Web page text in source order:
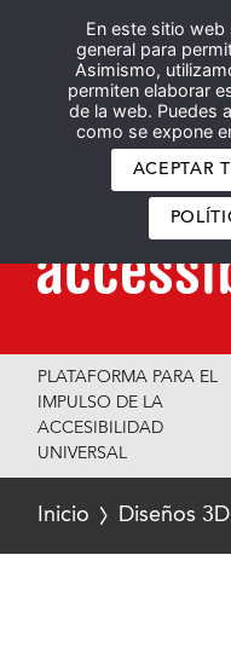
En este sitio
general para
Asimismo,
permiten elaborar
de la web. Puedes
como se expone
ACEPTAR
PLATAFORMA PARA EL
IMPULSO DE LA
ACCESIBILIDAD
UNIVERSAL
Inicio Diseños 3D